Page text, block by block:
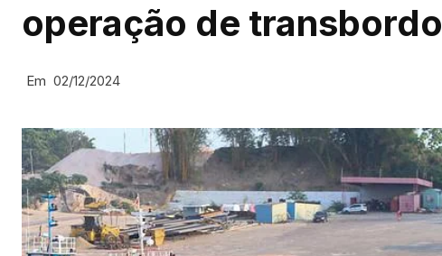
operação de transbordo
Em 02/12/2024